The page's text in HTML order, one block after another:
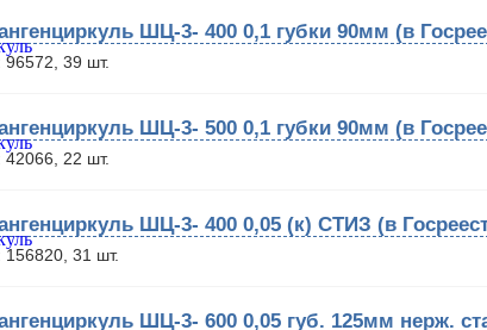
ШЦ-3- 400 0,1 губки 90мм (в
96572, 39 шт.
ШЦ-3- 500 0,1 губки 90мм (в
42066, 22 шт.
ШЦ-3- 400 0,05 (к) СТИЗ (в
156820, 31 шт.
ШЦ-3- 600 0,05 губ. 125мм нерж.